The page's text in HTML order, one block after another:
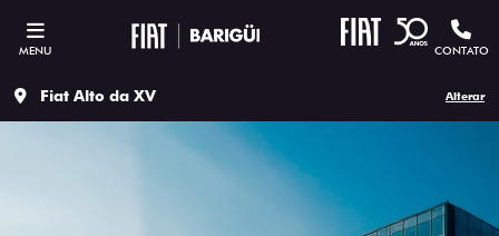
MENU CONTATO
Fiat Alto da XV Alterar
ESTOU INTERESSADO